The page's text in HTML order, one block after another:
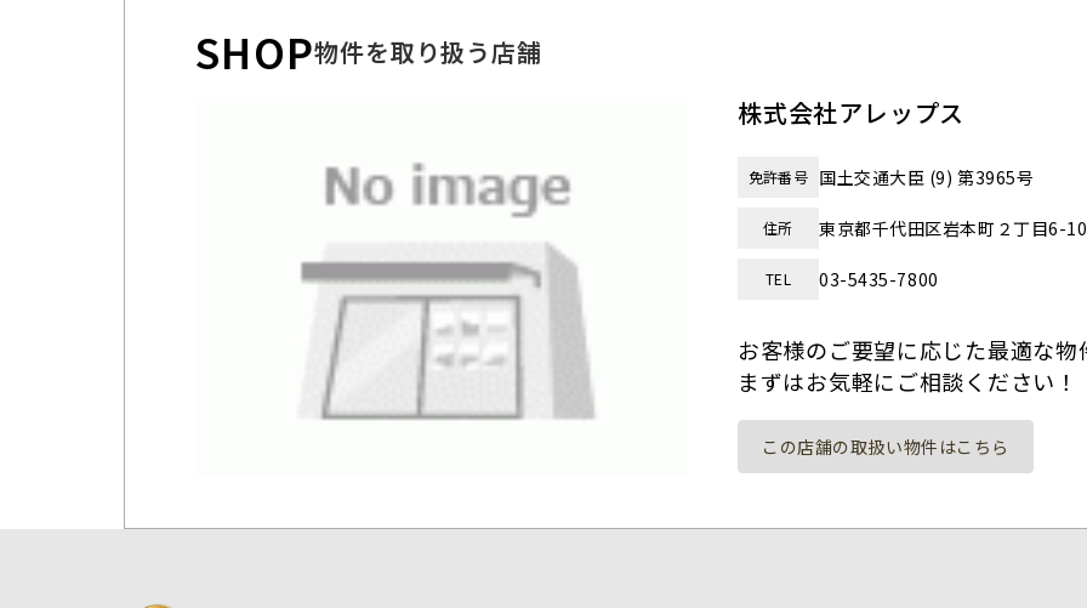
SHOP物件を取り扱う店舗
株式会社アレップス
免許番号 国土交通大臣 (9) 第3965号
住所 東京都千代田区岩本町２丁目6-
TEL 03-5435-7800
お客様のご要望に応じた最適な
まずはお気軽にご相談ください！
この店舗の取扱い物件はこちら